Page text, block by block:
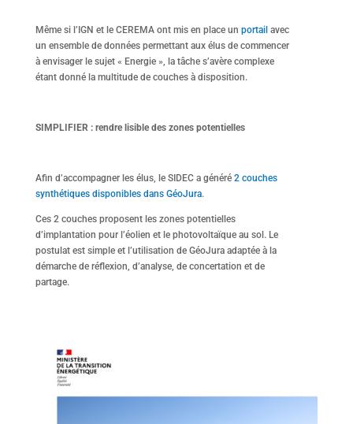
Même si l’IGN et le CEREMA ont mis en place un portailavec
un ensemble de données permettant aux élus de commencer
à envisager le sujet « Energie », la tâche s’avère complexe
étant donné la multitude de couches à disposition.
SIMPLIFIER : rendre lisible des zones potentielles
Afin d’accompagner les élus, le SIDEC a généré 2 couches
synthétiques disponibles dans GéoJura.
Ces 2 couches proposent les zones potentielles
d’implantation pour l’éolien et le photovoltaïque au sol. Le
postulat est simple et l’utilisation de GéoJura adaptée à la
démarche de réflexion, d’analyse, de concertation et de
partage.